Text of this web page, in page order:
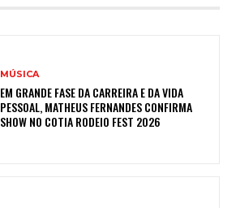
MÚSICA
EM GRANDE FASE DA CARREIRA E DA VIDA
PESSOAL, MATHEUS FERNANDES CONFIRMA
SHOW NO COTIA RODEIO FEST 2026